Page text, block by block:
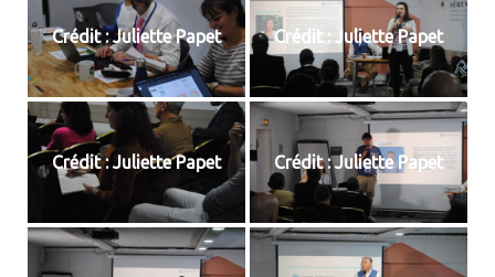
Crédit : Juliette Papet Crédit : Juliette Papet
Crédit : Juliette Papet Crédit : Juliette Papet